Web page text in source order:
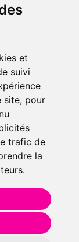
et
suivi
site, pour
trafic de
la
souhaitent de
beauté et
d’Amiens.
références en
(vétérinaire).
en ligne et venez